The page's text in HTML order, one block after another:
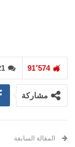
91٬574
مشاركة
المقالة السابقة